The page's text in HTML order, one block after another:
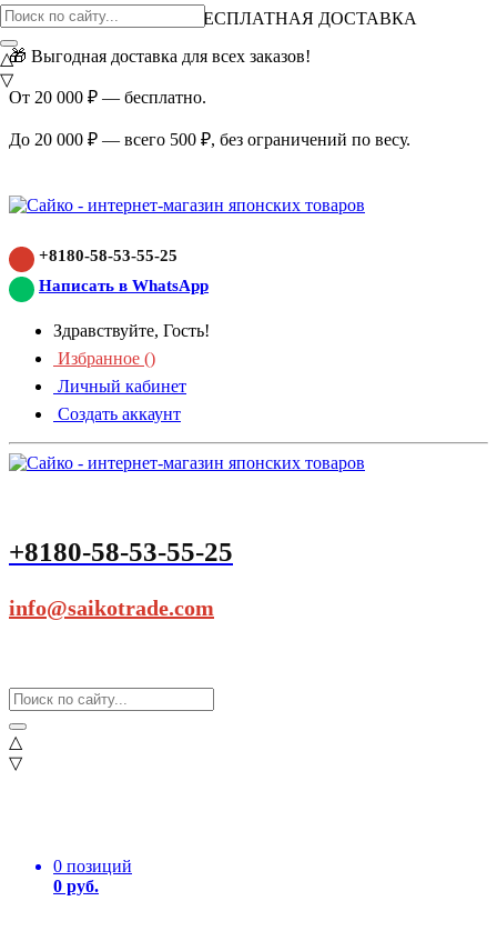
ВНИМАНИЕ АКЦИЯ!
БЕСПЛАТНАЯ ДОСТАВКА
🎁 Выгодная доставка для всех заказов!
От 20 000 ₽ — бесплатно.
До 20 000 ₽ — всего 500 ₽, без ограничений по весу.
+8180-58-53-55-25
Написать в WhatsApp
Здравствуйте, Гость!
Избранное ()
Личный кабинет
Создать аккаунт
+8180-58-53-55-25
info@saikotrade.com
△
▽
0 позиций
0 руб.
△
▽